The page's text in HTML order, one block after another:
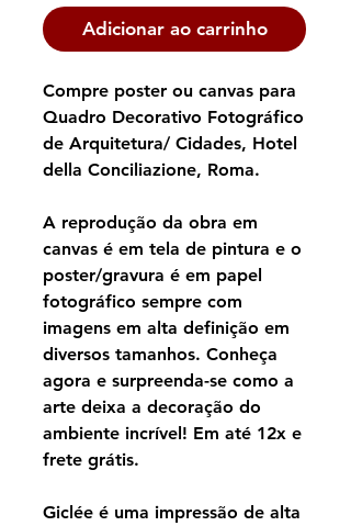
Adicionar ao carrinho
Compre poster ou canvas para
Quadro Decorativo Fotográfico
de Arquitetura/ Cidades, Hotel
della Conciliazione, Roma.
A reprodução da obra em
canvas é em tela de pintura e o
poster/gravura é em papel
fotográfico sempre com
imagens em alta definição em
diversos tamanhos. Conheça
agora e surpreenda-se como a
arte deixa a decoração do
ambiente incrível! Em até 12x e
frete grátis.
Giclée é uma impressão de alta